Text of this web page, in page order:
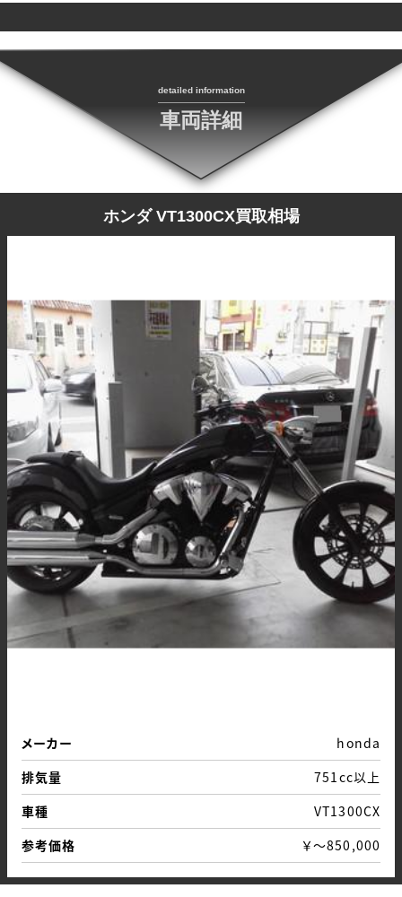
detailed information
車両詳細
ホンダ VT1300CX買取相場
メーカー
honda
排気量
751cc以上
車種
VT1300CX
参考価格
￥～850,000